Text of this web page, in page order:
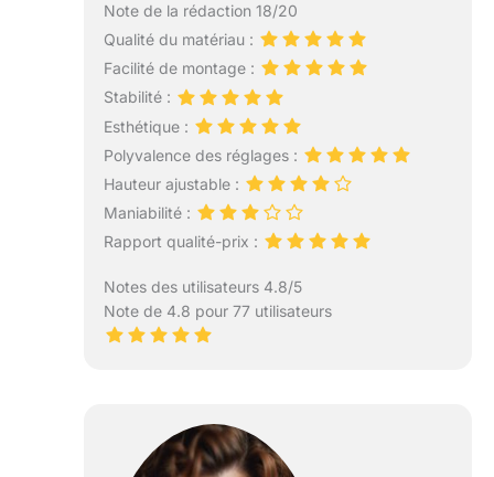
Note de la rédaction 18/20
Qualité du matériau :
Facilité de montage :
Stabilité :
Esthétique :
Polyvalence des réglages :
Hauteur ajustable :
Maniabilité :
Rapport qualité-prix :
Notes des utilisateurs 4.8/5
Note de 4.8 pour 77 utilisateurs